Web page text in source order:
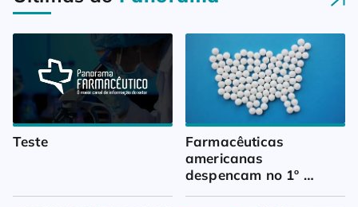
Teste
Farmacêuticas
americanas
despencam no 1º